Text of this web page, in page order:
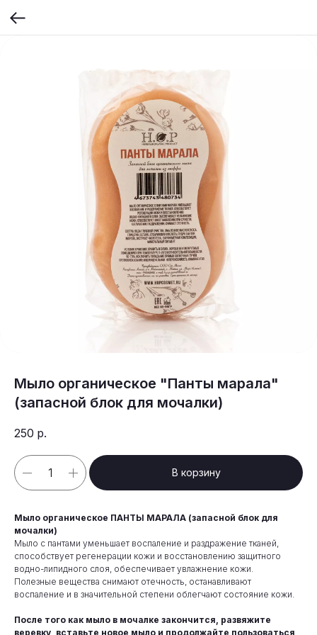
Мыло органическое "Панты марала"
(запасной блок для мочалки)
250 р.
В корзину
Мыло органическое ПАНТЫ МАРАЛА (запасной блок для
мочалки)
Мыло с пантами уменьшает воспаление и раздражение тканей,
способствует регенерации кожи и восстановлению защитного
водно-липидного слоя, обеспечивает увлажнение кожи.
Полезные вещества снимают отечность, останавливают
воспаление и в значительной степени облегчают состояние кожи.
После того как мыло в мочалке закончится, развяжите
веревку, вставьте новое мыло и продолжайте пользоваться